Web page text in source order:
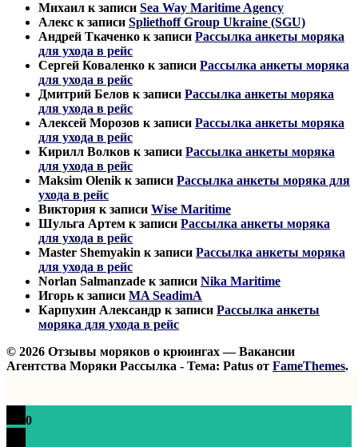
Михаил к записи Sea Way Maritime Agency
Алекс к записи Spliethoff Group Ukraine (SGU)
Андрей Ткаченко к записи Рассылка анкеты моряка
для ухода в рейс
Сергей Коваленко к записи Рассылка анкеты моряка
для ухода в рейс
Дмитрий Белов к записи Рассылка анкеты моряка
для ухода в рейс
Алексей Морозов к записи Рассылка анкеты моряка
для ухода в рейс
Кирилл Волков к записи Рассылка анкеты моряка
для ухода в рейс
Maksim Olenik к записи Рассылка анкеты моряка для
ухода в рейс
Виктория к записи Wise Maritime
Шульга Артем к записи Рассылка анкеты моряка
для ухода в рейс
Master Shemyakin к записи Рассылка анкеты моряка
для ухода в рейс
Norlan Salmanzade к записи Nika Maritime
Игорь к записи MA SeadimA
Карпухин Александр к записи Рассылка анкеты
моряка для ухода в рейс
© 2026 Отзывы моряков о крюингах — Вакансии
Агентства Моряки Рассылка - Тема: Patus от FameThemes.
0